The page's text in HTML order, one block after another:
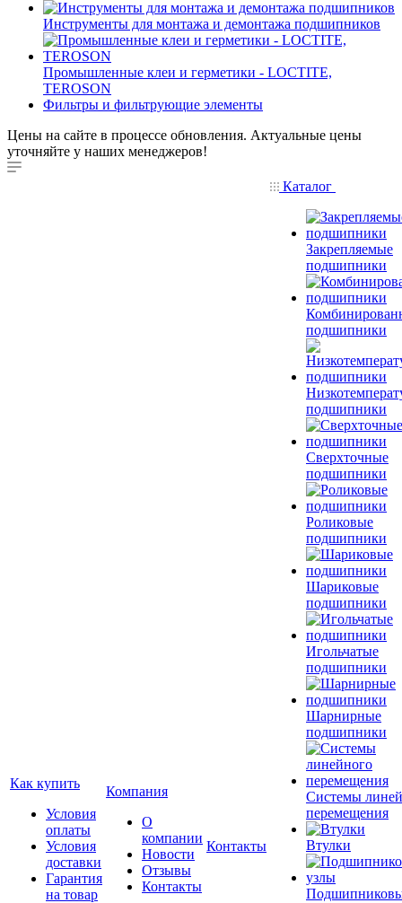
Инструменты для монтажа и демонтажа подшипников
Промышленные клеи и герметики - LOCTITE,
TEROSON
Фильтры и фильтрующие элементы
Цены на сайте в процессе обновления. Актуальные цены
уточняйте у наших менеджеров!
Как купить
Условия
оплаты
Условия
доставки
Гарантия
на товар
Компания
О
компании
Новости
Отзывы
Контакты
Контакты
Каталог
Закрепляемые
подшипники
подшипники
подшипники
Сверхточные
подшипники
Роликовые
подшипники
Шариковые
подшипники
Игольчатые
подшипники
Шарнирные
подшипники
Системы
перемещения
Втулки